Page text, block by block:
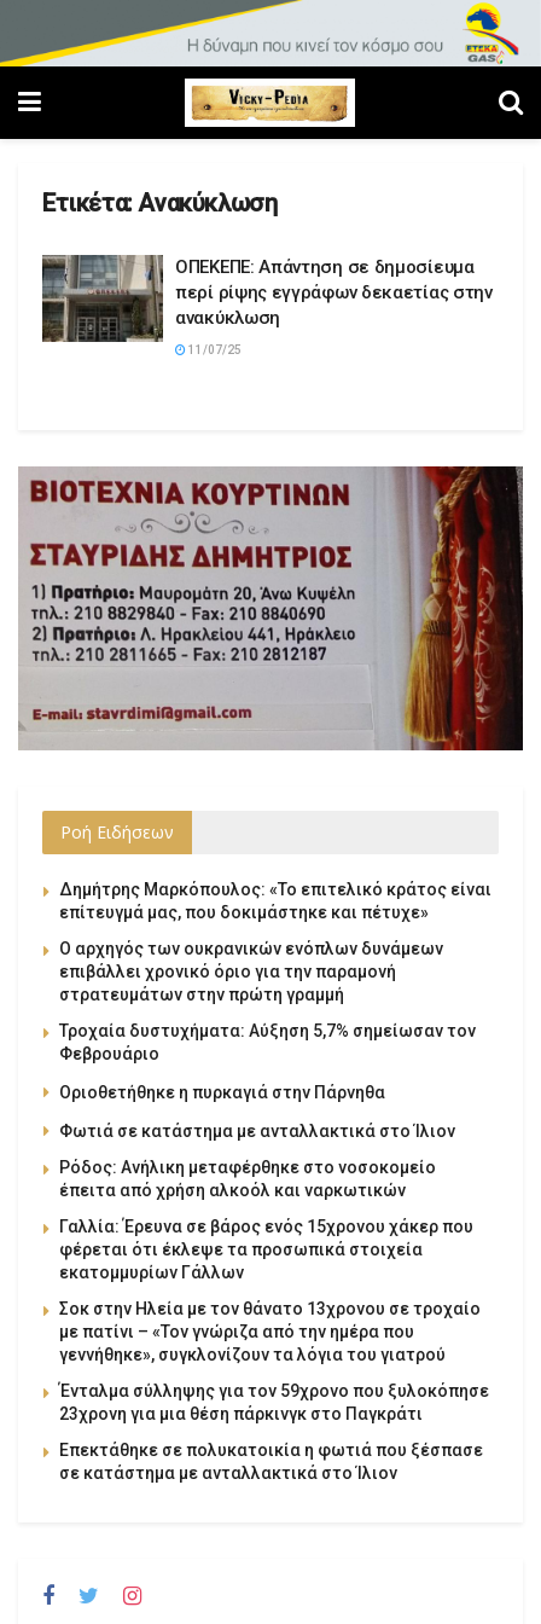
Ετικέτα:Ανακύκλωση
ΟΠΕΚΕΠΕ: Απάντηση σε δημοσίευμα
περί ρίψης εγγράφων δεκαετίας στην
ανακύκλωση
11/07/25
Ροή Ειδήσεων
Δημήτρης Μαρκόπουλος: «Το επιτελικό κράτος είναι
επίτευγμά μας, που δοκιμάστηκε και πέτυχε»
Ο αρχηγός των ουκρανικών ενόπλων δυνάμεων
επιβάλλει χρονικό όριο για την παραμονή
στρατευμάτων στην πρώτη γραμμή
Τροχαία δυστυχήματα: Αύξηση 5,7% σημείωσαν τον
Φεβρουάριο
Οριοθετήθηκε η πυρκαγιά στην Πάρνηθα
Φωτιά σε κατάστημα με ανταλλακτικά στο Ίλιον
Ρόδος: Ανήλικη μεταφέρθηκε στο νοσοκομείο
έπειτα από χρήση αλκοόλ και ναρκωτικών
Γαλλία: Έρευνα σε βάρος ενός 15χρονου χάκερ που
φέρεται ότι έκλεψε τα προσωπικά στοιχεία
εκατομμυρίων Γάλλων
Σοκ στην Ηλεία με τον θάνατο 13χρονου σε τροχαίο
με πατίνι – «Τον γνώριζα από την ημέρα που
γεννήθηκε», συγκλονίζουν τα λόγια του γιατρού
Ένταλμα σύλληψης για τον 59χρονο που ξυλοκόπησε
23χρονη για μια θέση πάρκινγκ στο Παγκράτι
Επεκτάθηκε σε πολυκατοικία η φωτιά που ξέσπασε
σε κατάστημα με ανταλλακτικά στο Ίλιον